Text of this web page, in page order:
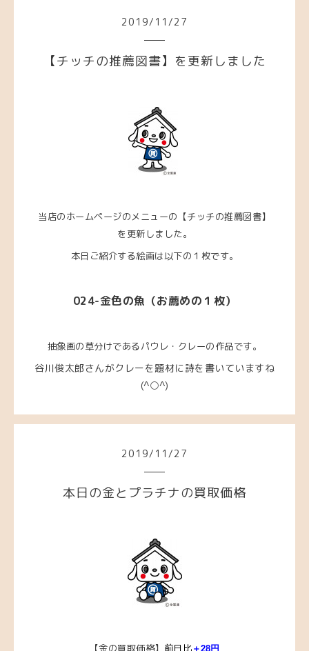
2019/ 11 /27
【チッチの推薦図書】を更新しました
当店のホームページのメニューの【チッチの推薦図書】
を更新しました。
本日ご紹介する絵画は以下の１枚です。
024-金色の魚（お薦めの１枚）
抽象画の草分けであるパウレ・クレーの作品です。
谷川俊太郎さんがクレーを題材に詩を書いていますね
(^○^)
2019/ 11 /27
本日の金とプラチナの買取価格
【金の買取価格】 前日比 ＋28円